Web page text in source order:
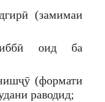
(замимаи
оид ба
(формати
раводид;